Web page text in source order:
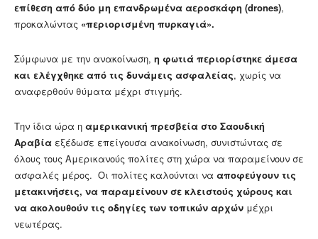
επίθεση από δύο μη επανδρωμένα αεροσκάφη (drones),
προκαλώντας «περιορισμένη πυρκαγιά».
Σύμφωνα με την ανακοίνωση, η φωτιά περιορίστηκε άμεσα
και ελέγχθηκε από τις δυνάμεις ασφαλείας, χωρίς να
αναφερθούν θύματα μέχρι στιγμής.
Την ίδια ώρα η αμερικανική πρεσβεία στο Σαουδική
Αραβία εξέδωσε επείγουσα ανακοίνωση, συνιστώντας σε
όλους τους Αμερικανούς πολίτες στη χώρα να παραμείνουν σε
ασφαλές μέρος. Οι πολίτες καλούνται να αποφεύγουν τις
μετακινήσεις, να παραμείνουν σε κλειστούς χώρους και
να ακολουθούν τις οδηγίες των τοπικών αρχών μέχρι
νεωτέρας.